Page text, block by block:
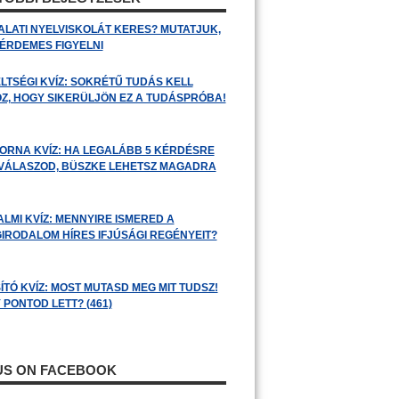
NYELVISKOLÁT KERES? MUTATJUK,
FIGYELNI
KVÍZ: SOKRÉTŰ TUDÁS KELL
HOGY SIKERÜLJÖN EZ A TUDÁSPRÓBA!
KVÍZ: HA LEGALÁBB 5 KÉRDÉSRE
BÜSZKE LEHETSZ MAGADRA
KVÍZ: MENNYIRE ISMERED A
HÍRES IFJÚSÁGI REGÉNYEIT?
KVÍZ: MOST MUTASD MEG MIT TUDSZ!
LETT? (461)
ON FACEBOOK